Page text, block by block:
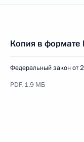
Копия в формате
Федеральный закон
PDF, 1.9 МБ